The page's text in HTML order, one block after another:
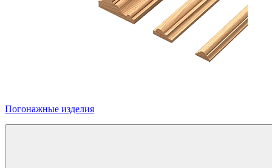
Погонажные изделия